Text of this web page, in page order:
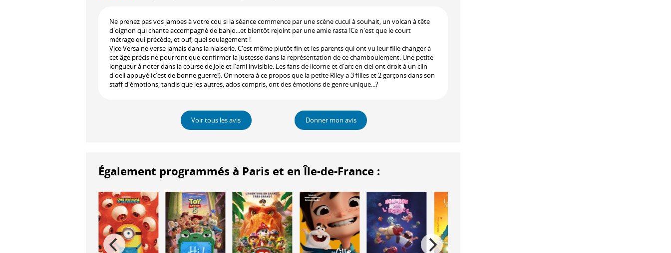
Ne prenez pas vos jambes à votre cou si la séance commence par une scène cucul à souhait, un volcan à tête
d'oignon qui chante accompagné de banjo...et bientôt rejoint par une amie rasta !Ce n'est que le court
métrage qui précède, et ouf, quel soulagement !
Vice Versa ne verse jamais dans la niaiserie. C'est même plutôt fin et les parents qui ont vu leur fille changer à
cet âge précis ne pourront que confirmer la justesse dans la représentation de ce chamboulement. Une petite
longueur à noter dans la course de Joie et l'ami invisible. Les fans de licorne et d'arc en ciel ont droit à un clin
d'oeil appuyé (c'est de bonne guerre!). On notera à ce propos que la petite Riley a 3 filles et 2 garçons dans son
staff d'émotions, tandis que les autres, ados compris, ont des émotions de genre unique...?
Voir tous les avis Donner mon avis
Également programmés à Paris et en Île-de-France :